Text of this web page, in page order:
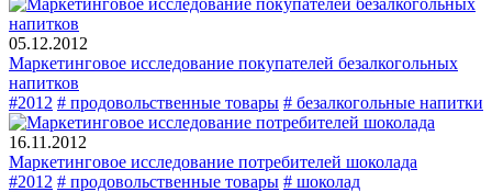
05.12.2012
Маркетинговое исследование покупателей безалкогольных
напитков
#2012 # продовольственные товары # безалкогольные напитки
16.11.2012
Маркетинговое исследование потребителей шоколада
#2012 # продовольственные товары # шоколад